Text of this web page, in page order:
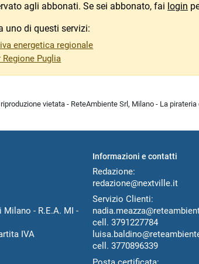
agli abbonati. Se sei abbonato, fai login
uno di questi servizi:
energetica regionale
Puglia
vietata - ReteAmbiente Srl, Milano - La
- R.E.A. MI -
IVA
Informazioni e contatti
Redazione:
redazione@nextville.it
Servizio Clienti:
cell. 3791227784
cell. 3770896339